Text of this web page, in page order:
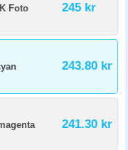
Foto 245 kr
243.80 kr
241.30 kr